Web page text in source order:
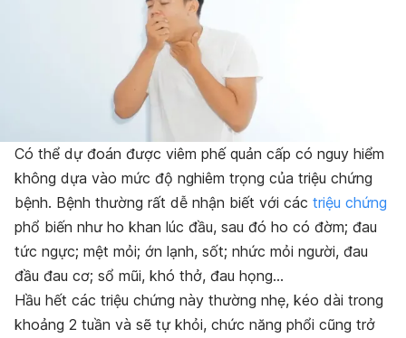
Có thể dự đoán được viêm phế quản cấp có nguy hiểm
không dựa vào mức độ nghiêm trọng của triệu chứng
bệnh. Bệnh thường rất dễ nhận biết với các triệu chứng
phổ biến như ho khan lúc đầu, sau đó ho có đờm; đau
tức ngực; mệt mỏi; ớn lạnh, sốt; nhức mỏi người, đau
đầu đau cơ; sổ mũi, khó thở, đau họng…
Hầu hết các triệu chứng này thường nhẹ, kéo dài trong
khoảng 2 tuần và sẽ tự khỏi, chức năng phổi cũng trở